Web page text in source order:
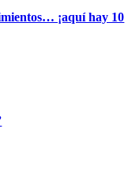
¡aquí hay 10